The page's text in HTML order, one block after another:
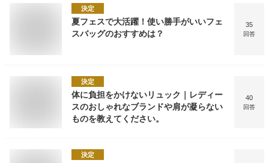
決定
夏フェスで大活躍！使い勝手がいいフェ
スバッグのおすすめは？
35
回答
決定
体に負担をかけないリュック｜レディー
スのおしゃれなブランドや肩が凝らない
ものを教えてください。
40
回答
決定